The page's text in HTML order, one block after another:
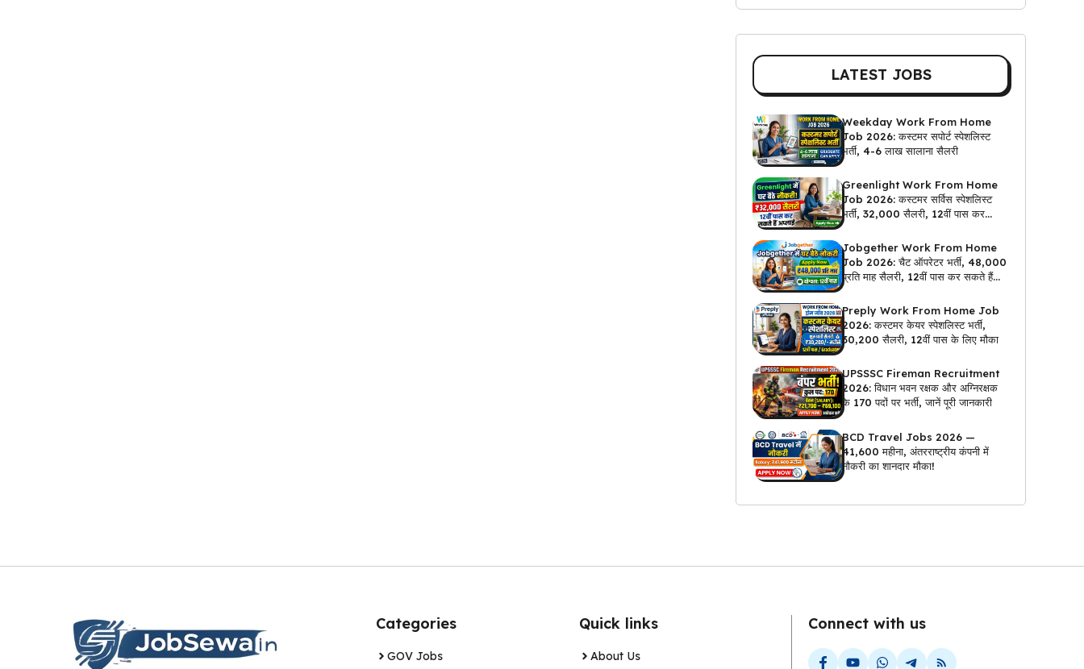
LATEST JOBS
Weekday Work From Home
Job 2026: कस्टमर सपोर्ट स्पेशलिस्ट
भर्ती, 4-6 लाख सालाना सैलरी
Greenlight Work From Home
Job 2026: कस्टमर सर्विस स्पेशलिस्ट
भर्ती, ₹32,000 सैलरी, 12वीं पास कर
सकते हैं अप्लाई
Jobgether Work From Home
Job 2026: चैट ऑपरेटर भर्ती, ₹48,000
प्रति माह सैलरी, 12वीं पास कर सकते हैं
अप्लाई
Preply Work From Home Job
2026: कस्टमर केयर स्पेशलिस्ट भर्ती,
₹30,200 सैलरी, 12वीं पास के लिए मौका
UPSSSC Fireman Recruitment
2026: विधान भवन रक्षक और अग्निरक्षक
के 170 पदों पर भर्ती, जानें पूरी जानकारी
BCD Travel Jobs 2026 —
₹41,600 महीना, अंतरराष्ट्रीय कंपनी में
नौकरी का शानदार मौका!
Categories
GOV Jobs
Quick links
About Us
Connect with us